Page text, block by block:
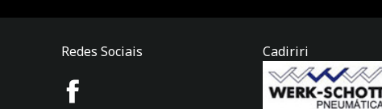
Redes Sociais Cadiriri